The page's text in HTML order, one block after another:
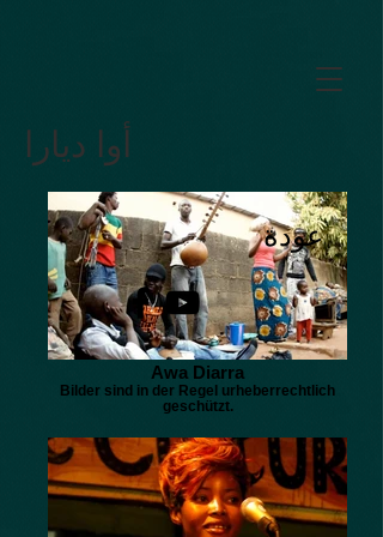
أوا ديارا
Awa Diarra
Bilder sind in der Regel urheberrechtlich
geschützt.
عودة